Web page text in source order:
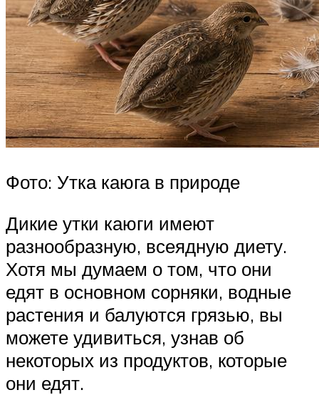
Фото: Утка каюга в природе
Дикие утки каюги имеют
разнообразную, всеядную диету.
Хотя мы думаем о том, что они
едят в основном сорняки, водные
растения и балуются грязью, вы
можете удивиться, узнав об
некоторых из продуктов, которые
они едят.